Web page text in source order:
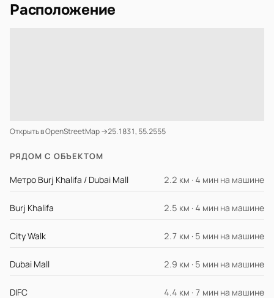
Расположение
Открыть в OpenStreetMap →25.1831, 55.2555
РЯДОМ С ОБЪЕКТОМ
Метро Burj Khalifa / Dubai Mall 2.2 км · 4 мин на машине
Burj Khalifa 2.5 км · 4 мин на машине
City Walk 2.7 км · 5 мин на машине
Dubai Mall 2.9 км · 5 мин на машине
DIFC 4.4 км · 7 мин на машине